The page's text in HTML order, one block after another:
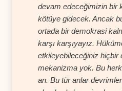
devam edeceğimizin bir
kötüye gidecek. Ancak
ortada bir demokrasi
karşı karşıyayız.
etkileyebileceğiniz hiçbir
mekanizma yok. Bu
an. Bu tür anlar